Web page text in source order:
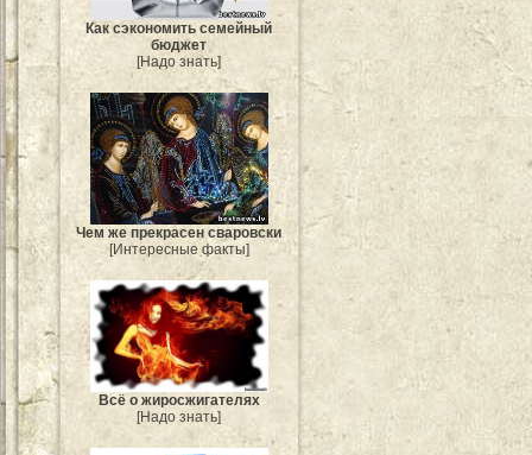
Как сэкономить семейный
бюджет
[Надо знать]
Чем же прекрасен сваровски
[Интересные факты]
Всё о жиросжигателях
[Надо знать]